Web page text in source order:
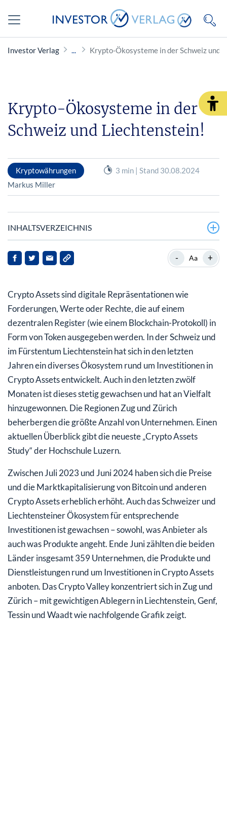
Investor Verlag Krypto-Ökosysteme in der Schweiz und
Krypto-Ökosysteme in der
Schweiz und Liechtenstein!
Kryptowährungen
3 min | Stand 30.08.2024
Markus Miller
INHALTSVERZEICHNIS
Die Regionen Zug und Zürich sind klar führend bei
Krypto-Unternehmen in der Schweiz
nutzen
Vielfältiges Crypto Assets-Ökosystem in der Schweiz
und Liechtenstein
Steigende Tendenzen beim Handelsvolumen
Das Handelsvolumen für indirekte Krypto-Produkte
Vielfältige Möglichkeiten und Risiken von Crypto
Assets
Investieren auch Sie auf soliden Wegen in die neue
Krypto-Welt!
- Aa +
Crypto Assets sind digitale Repräsentationen wie
Forderungen, Werte oder Rechte, die auf einem
dezentralen Register (wie einem Blockchain-Protokoll) in
Form von Token ausgegeben werden. In der Schweiz und
im Fürstentum Liechtenstein hat sich in den letzten
Jahren ein diverses Ökosystem rund um Investitionen in
Crypto Assets entwickelt. Auch in den letzten zwölf
Monaten ist dieses stetig gewachsen und hat an Vielfalt
hinzugewonnen. Die Regionen Zug und Zürich
beherbergen die größte Anzahl von Unternehmen. Einen
aktuellen Überblick gibt die neueste „Crypto Assets
Study“ der Hochschule Luzern.
Zwischen Juli 2023 und Juni 2024 haben sich die Preise
und die Marktkapitalisierung von Bitcoin und anderen
Crypto Assets erheblich erhöht. Auch das Schweizer und
Liechtensteiner Ökosystem für entsprechende
Investitionen ist gewachsen – sowohl, was Anbieter als
auch was Produkte angeht. Ende Juni zählten die beiden
Länder insgesamt 359 Unternehmen, die Produkte und
Dienstleistungen rund um Investitionen in Crypto Assets
anboten. Das Crypto Valley konzentriert sich in Zug und
Zürich – mit gewichtigen Ablegern in Liechtenstein, Genf,
Tessin und Waadt wie nachfolgende Grafik zeigt.